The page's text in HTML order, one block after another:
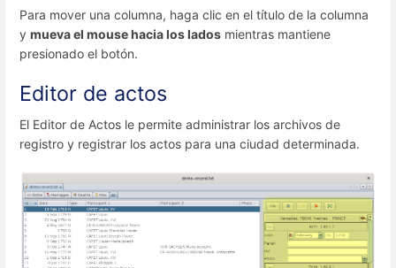
Para mover una columna, haga clic en el título de la columna
y mueva el mouse hacia los lados mientras mantiene
presionado el botón.
Editor de actos
El Editor de Actos le permite administrar los archivos de
registro y registrar los actos para una ciudad determinada.